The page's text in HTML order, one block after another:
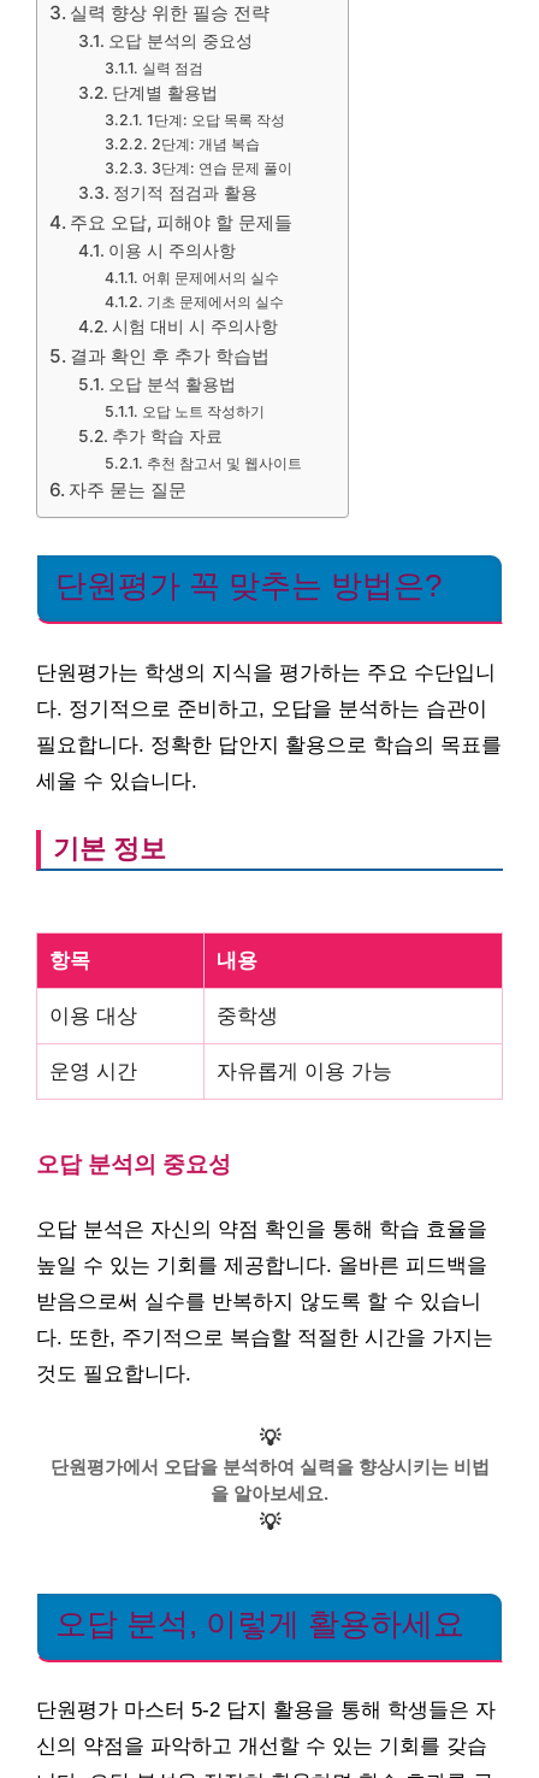
실력 향상 위한 필승 전략
오답 분석의 중요성
실력 점검
단계별 활용법
1단계: 오답 목록 작성
2단계: 개념 복습
3단계: 연습 문제 풀이
정기적 점검과 활용
주요 오답, 피해야 할 문제들
이용 시 주의사항
어휘 문제에서의 실수
기초 문제에서의 실수
시험 대비 시 주의사항
결과 확인 후 추가 학습법
오답 분석 활용법
오답 노트 작성하기
추가 학습 자료
추천 참고서 및 웹사이트
자주 묻는 질문
단원평가 꼭 맞추는 방법은?
단원평가는 학생의 지식을 평가하는 주요 수단입니
다. 정기적으로 준비하고, 오답을 분석하는 습관이
필요합니다. 정확한 답안지 활용으로 학습의 목표를
세울 수 있습니다.
기본 정보
항목 내용
이용 대상 중학생
운영 시간 자유롭게 이용 가능
오답 분석의 중요성
오답 분석은 자신의 약점 확인을 통해 학습 효율을
높일 수 있는 기회를 제공합니다. 올바른 피드백을
받음으로써 실수를 반복하지 않도록 할 수 있습니
다. 또한, 주기적으로 복습할 적절한 시간을 가지는
것도 필요합니다.
💡
단원평가에서 오답을 분석하여 실력을 향상시키는 비법
을 알아보세요.
💡
오답 분석, 이렇게 활용하세요
단원평가 마스터 5-2 답지 활용을 통해 학생들은 자
신의 약점을 파악하고 개선할 수 있는 기회를 갖습